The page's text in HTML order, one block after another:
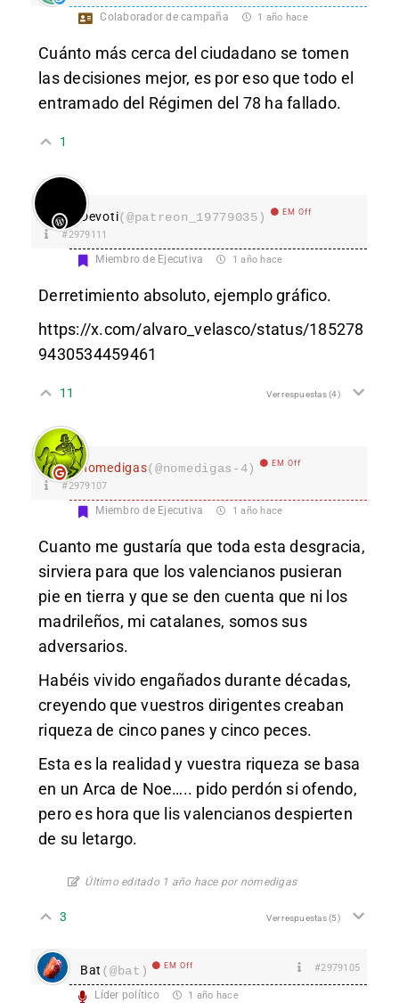
Colaborador de campaña 1 año hace
Cuánto más cerca del ciudadano se tomen
las decisiones mejor, es por eso que todo el
entramado del Régimen del 78 ha fallado.
1
Devoti(@patreon_19779035) EM Off
#2979111
Miembro de Ejecutiva 1 año hace
Derretimiento absoluto, ejemplo gráfico.
https://x.com/alvaro_velasco/status/185278
9430534459461
11 Ver respuestas(4)
nomedigas(@nomedigas-4) EM Off
#2979107
Miembro de Ejecutiva 1 año hace
Cuanto me gustaría que toda esta desgracia,
sirviera para que los valencianos pusieran
pie en tierra y que se den cuenta que ni los
madrileños, mi catalanes, somos sus
adversarios.
Habéis vivido engañados durante décadas,
creyendo que vuestros dirigentes creaban
riqueza de cinco panes y cinco peces.
Esta es la realidad y vuestra riqueza se basa
en un Arca de Noe….. pido perdón si ofendo,
pero es hora que lis valencianos despierten
de su letargo.
Último editado 1 año hace por nomedigas
3 Ver respuestas(5)
Bat (@bat) EM Off #2979105
Líder político 1 año hace